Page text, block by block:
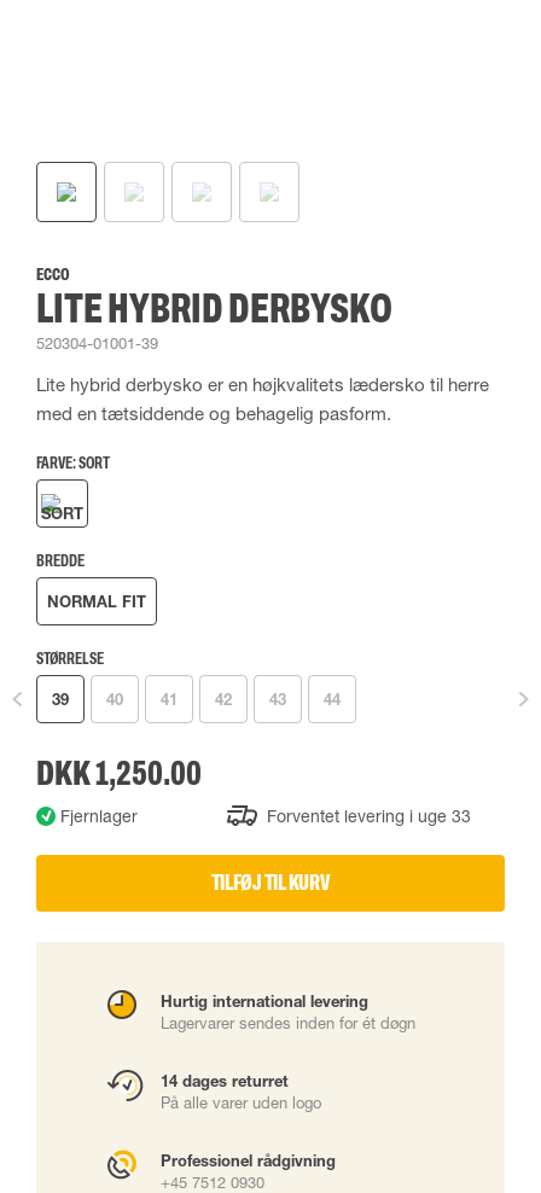
ECCO
LITE HYBRID DERBYSKO
520304-01001-39
Lite hybrid derbysko er en højkvalitets lædersko til herre
med en tætsiddende og behagelig pasform.
FARVE:SORT
BREDDE
NORMAL FIT
STØRRELSE
39 40 41 42 43 44
DKK 1,250.00
Fjernlager Forventet levering i uge 33
TILFØJ TIL KURV
Hurtig international levering
Lagervarer sendes inden for ét døgn
14 dages returret
På alle varer uden logo
Professionel rådgivning
+45 7512 0930